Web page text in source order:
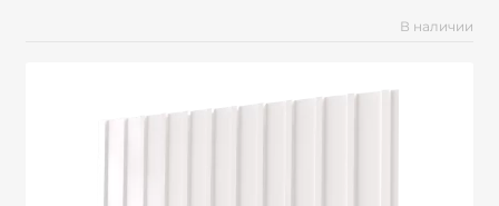
В наличии